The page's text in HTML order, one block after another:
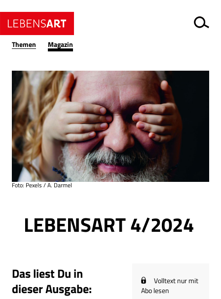
Themen Magazin
LEBENSART 4/2024
Foto: Pexels / A. Darmel
Das liest Du in
dieser Ausgabe:
Volltext nur mit
Abo lesen